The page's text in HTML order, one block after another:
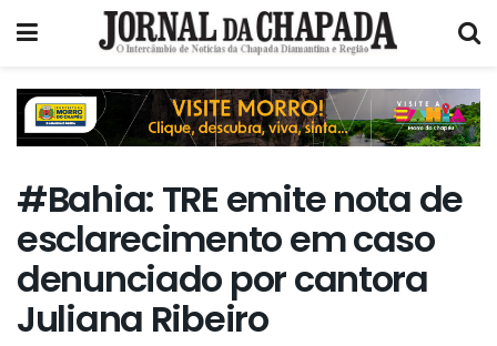
#Bahia: TRE emite nota de
esclarecimento em caso
denunciado por cantora
Juliana Ribeiro